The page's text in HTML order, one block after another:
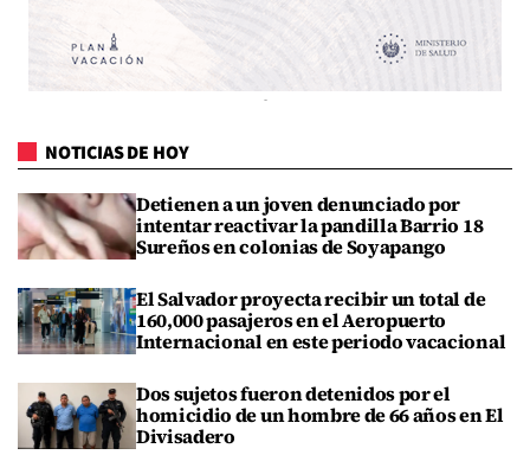
NOTICIAS DE HOY
Detienen a un joven denunciado por
intentar reactivar la pandilla Barrio 18
Sureños en colonias de Soyapango
El Salvador proyecta recibir un total de
160,000 pasajeros en el Aeropuerto
Internacional en este periodo vacacional
Dos sujetos fueron detenidos por el
homicidio de un hombre de 66 años en El
Divisadero